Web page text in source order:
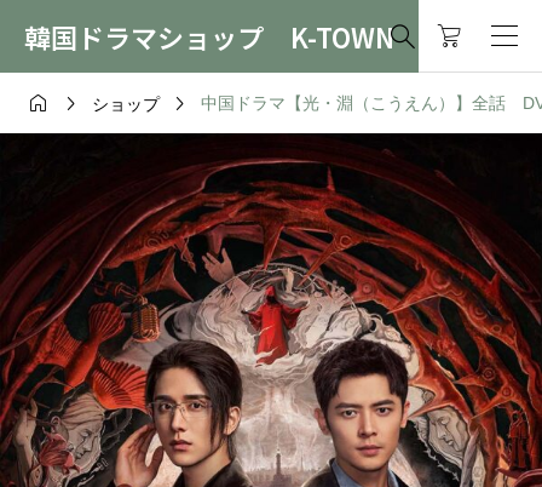
韓国ドラマショップ K-TOWN
  ショップ  中国ドラマ【光・淵（こうえん）】全話